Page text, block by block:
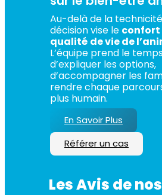
Au-delà de la
décision vise le confort
qualité de vie de
L’équipe prend le
d’expliquer les options,
d’accompagner les
rendre chaque
plus humain.
En Savoir Plus
Référer un cas
Les Avis de